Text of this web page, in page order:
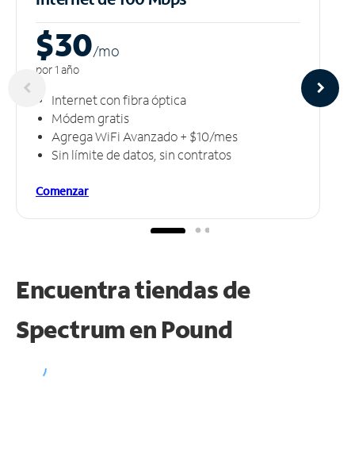
$30/mo
por 1 año
Internet con fibra óptica
Módem gratis
Agrega WiFi Avanzado + $10/mes
Sin límite de datos, sin contratos
Comenzar
Encuentra tiendas de
Spectrum en Pound